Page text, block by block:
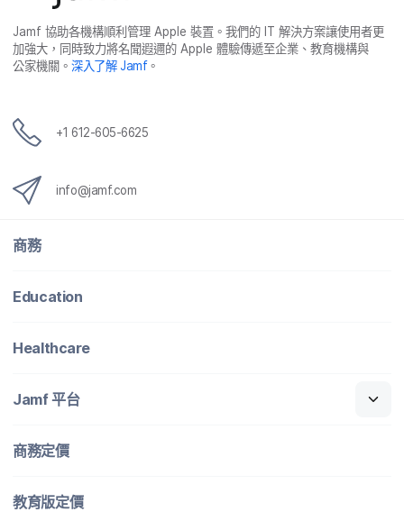
Jamf協助​各​機構​順利​管理 Apple裝置。​我們​的 IT解決​方案​讓​使用​者​更​
加強​大，​同時​致力​將​名聞​遐邇​的 Apple體驗​傳遞​至​企業、​教育​機構​與​
公家​機關。深入​了​解Jamf。
+1 612-605-6625
info@jamf.com
商務
Education
Healthcare
Jamf平​台
商務定​價
教育版定​價